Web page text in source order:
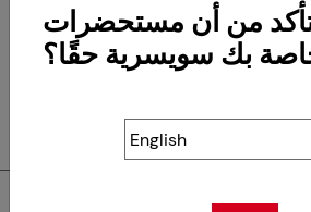
من أن مستحضرات
بك سويسرية حقًا؟